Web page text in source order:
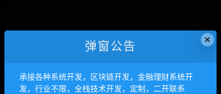
×
弹窗公告
承接各种系统开发，区块链开发，金融理财系统开
发，行业不限，全栈技术开发，定制，二开联系